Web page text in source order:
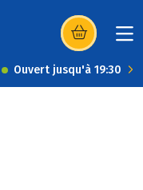
(s’ouvre dans
Ouvert jusqu'à 19:30